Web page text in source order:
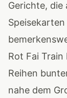
Gerichte,
Rot Fai
Reihen
nahe dem